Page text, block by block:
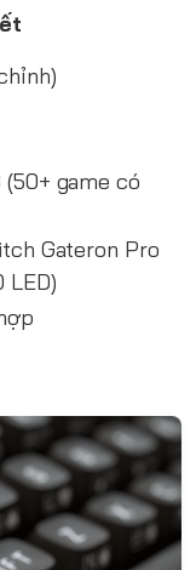
(50+ game có
Gateron Pro
LED)